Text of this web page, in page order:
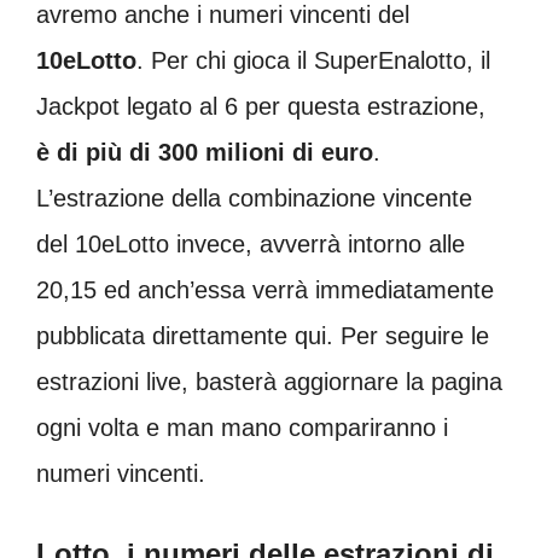
avremo anche i numeri vincenti del
10eLotto. Per chi gioca il SuperEnalotto, il
Jackpot legato al 6 per questa estrazione,
è di più di 300 milioni di euro.
L’estrazione della combinazione vincente
del 10eLotto invece, avverrà intorno alle
20,15 ed anch’essa verrà immediatamente
pubblicata direttamente qui. Per seguire le
estrazioni live, basterà aggiornare la pagina
ogni volta e man mano compariranno i
numeri vincenti.